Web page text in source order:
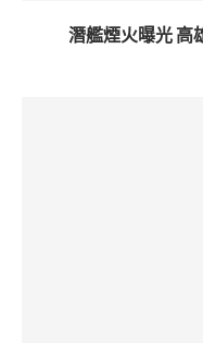
潛艦煙火曝光 高